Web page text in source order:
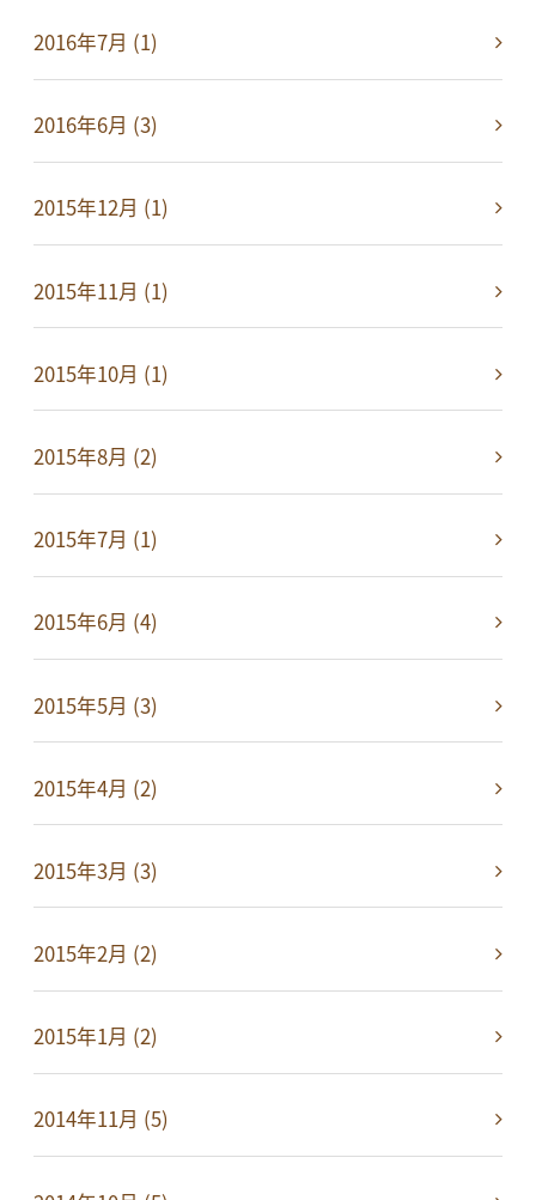
2016年7月 (1)
2016年6月 (3)
2015年12月 (1)
2015年11月 (1)
2015年10月 (1)
2015年8月 (2)
2015年7月 (1)
2015年6月 (4)
2015年5月 (3)
2015年4月 (2)
2015年3月 (3)
2015年2月 (2)
2015年1月 (2)
2014年11月 (5)